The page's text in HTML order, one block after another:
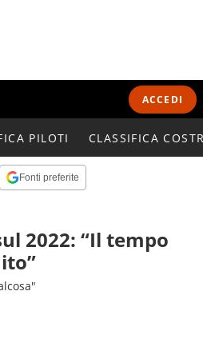
ACCEDI
PILOTI CLASSIFICA
Fonti preferite
2022: “Il tempo